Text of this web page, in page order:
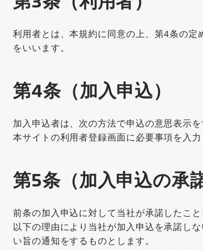
利用者とは、本規約に同意の上、第4条の
をいいます。
第4条（加入申込）
加入申込者は、次の方法で申込の意思表示を
本サイトの利用者登録画面に必要事項を入
第5条（加入申込の承諾
前条の加入申込に対して当社が承諾したこ
以下の理由により当社が加入申込を承諾し
い旨の通知をするものとします。